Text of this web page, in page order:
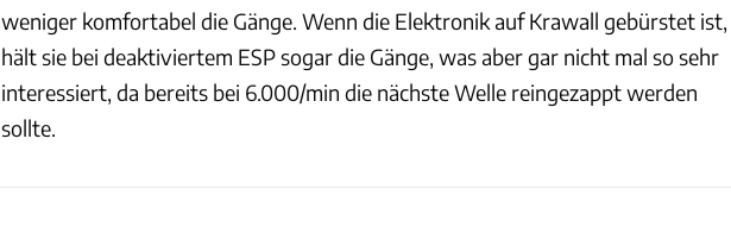
weniger komfortabel die Gänge. Wenn die Elektronik auf Krawall gebürstet ist,
hält sie bei deaktiviertem ESP sogar die Gänge, was aber gar nicht mal so sehr
interessiert, da bereits bei 6.000/min die nächste Welle reingezappt werden
sollte.